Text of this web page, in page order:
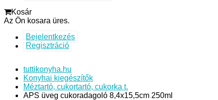
Kosár
Az Ön kosara üres.
Bejelentkezés
Regisztráció
tuttikonyha.hu
Konyhai kiegészítők
Méztartó, cukortartó, cukorka t.
APS üveg cukoradagoló 8,4x15,5cm 250ml